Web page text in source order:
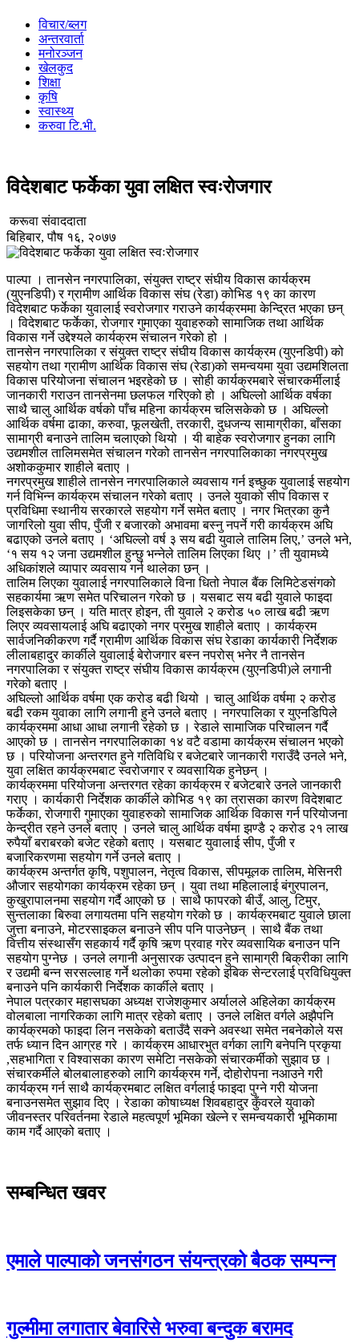
विचार/ब्लग
अन्तरवार्ता
मनोरञ्जन
खेलकुद
शिक्षा
कृषि
स्वास्थ्य
करुवा टि.भी.
विदेशबाट फर्केका युवा लक्षित स्वःरोजगार
करूवा संवाददाता
बिहिबार, पौष १६, २०७७
पाल्पा । तानसेन नगरपालिका, संयुक्त राष्ट्र संघीय विकास कार्यक्रम
(युएनडिपी) र ग्रामीण आर्थिक विकास संघ (रेडा) कोभिड १९ का कारण
विदेशबाट फर्केका युवालाई स्वरोजगार गराउने कार्यक्रममा केन्द्रित भएका छन्
। विदेशबाट फर्केका, रोजगार गुमाएका युवाहरुको सामाजिक तथा आर्थिक
विकास गर्ने उद्देश्यले कार्यक्रम संचालन गरेको हो ।
तानसेन नगरपालिका र संयुक्त राष्ट्र संघीय विकास कार्यक्रम (युएनडिपी) को
सहयोग तथा ग्रामीण आर्थिक विकास संघ (रेडा)को समन्वयमा युवा उद्यमशिलता
विकास परियोजना संचालन भइरहेको छ । सोही कार्यक्रमबारे संचारकर्मीलाई
जानकारी गराउन तानसेनमा छलफल गरिएको हो । अघिल्लो आर्थिक वर्षका
साथै चालु आर्थिक वर्षको पाँच महिना कार्यक्रम चलिसकेको छ । अघिल्लो
आर्थिक वर्षमा ढाका, करुवा, फूलखेती, तरकारी, दुधजन्य सामाग्रीका, बाँसका
सामाग्री बनाउने तालिम चलाएको थियो । यी बाहेक स्वरोजगार हुनका लागि
उद्यमशील तालिमसमेत संचालन गरेको तानसेन नगरपालिकाका नगरप्रमुख
अशोककुमार शाहीले बताए ।
नगरप्रमुख शाहीले तानसेन नगरपालिकाले व्यवसाय गर्न इच्छुक युवालाई सहयोग
गर्न विभिन्न कार्यक्रम संचालन गरेको बताए । उनले युवाको सीप विकास र
प्रविधिमा स्थानीय सरकारले सहयोग गर्ने समेत बताए । नगर भित्रका कुनै
जागरिलो युवा सीप, पुँजी र बजारको अभावमा बस्नु नपर्ने गरी कार्यक्रम अघि
बढाएको उनले बताए । ‘अघिल्लो वर्ष ३ सय बढी युवाले तालिम लिए,’ उनले भने,
‘१ सय १२ जना उद्यमशील हुन्छु भन्नेले तालिम लिएका थिए ।’ ती युवामध्ये
अधिकांशले व्यापार व्यवसाय गर्न थालेका छन् ।
तालिम लिएका युवालाई नगरपालिकाले विना धितो नेपाल बैंक लिमिटेडसंगको
सहकार्यमा ऋण समेत परिचालन गरेको छ । यसबाट सय बढी युवाले फाइदा
लिइसकेका छन् । यति मात्र होइन, ती युवाले २ करोड ५० लाख बढी ऋण
लिएर व्यवसायलाई अघि बढाएको नगर प्रमुख शाहीले बताए । कार्यक्रम
सार्वजनिकीकरण गर्दै ग्रामीण आर्थिक विकास संघ रेडाका कार्यकारी निर्देशक
लीलाबहादुर कार्कीले युवालाई बेरोजगार बस्न नपरोस् भनेर नै तानसेन
नगरपालिका र संयुक्त राष्ट्र संघीय विकास कार्यक्रम (युएनडिपी)ले लगानी
गरेको बताए ।
अघिल्लो आर्थिक वर्षमा एक करोड बढी थियो । चालु आर्थिक वर्षमा २ करोड
बढी रकम युवाका लागि लगानी हुने उनले बताए । नगरपालिका र युएनडिपिले
कार्यक्रममा आधा आधा लगानी रहेको छ । रेडाले सामाजिक परिचालन गर्दै
आएको छ । तानसेन नगरपालिकाका १४ वटै वडामा कार्यक्रम संचालन भएको
छ । परियोजना अन्तरगत हुने गतिविधि र बजेटबारे जानकारी गराउँदै उनले भने,
युवा लक्षित कार्यक्रमबाट स्वरोजगार र व्यवसायिक हुनेछन् ।
कार्यक्रममा परियोजना अन्तरगत रहेका कार्यक्रम र बजेटबारे उनले जानकारी
गराए । कार्यकारी निर्देशक कार्कीले कोभिड १९ का त्रासका कारण विदेशबाट
फर्केका, रोजगारी गुमाएका युवाहरुको सामाजिक आर्थिक विकास गर्न परियोजना
केन्द्रीत रहने उनले बताए । उनले चालु आर्थिक वर्षमा झण्डै २ करोड २१ लाख
रुपैयाँ बराबरको बजेट रहेको बताए । यसबाट युवालाई सीप, पुँजी र
बजारिकरणमा सहयोग गर्ने उनले बताए ।
कार्यक्रम अन्तर्गत कृषि, पशुपालन, नेतृत्व विकास, सीपमूलक तालिम, मेसिनरी
औजार सहयोगका कार्यक्रम रहेका छन् । युवा तथा महिलालाई बंगुरपालन,
कुखुरापालनमा सहयोग गर्दै आएको छ । साथै फापरको बीउँ, आलु, टिमुर,
सुन्तलाका बिरुवा लगायतमा पनि सहयोग गरेको छ । कार्यक्रमबाट युवाले छाला
जुत्ता बनाउने, मोटरसाइकल बनाउने सीप पनि पाउनेछन् । साथै बैंक तथा
वित्तीय संस्थासँग सहकार्य गर्दै कृषि ऋण प्रवाह गरेर व्यवसायिक बनाउन पनि
सहयोग पुग्नेछ । उनले लगानी अनुसारक उत्पादन हुने सामाग्री बिक्रीका लागि
र उद्यमी बन्न सरसल्लाह गर्ने थलोका रुपमा रहेको इबिक सेन्टरलाई प्रविधियुक्त
बनाउने पनि कार्यकारी निर्देशक कार्कीले बताए ।
नेपाल पत्रकार महासघका अध्यक्ष राजेशकुमार अर्यालले अहिलेका कार्यक्रम
वोलबाला नागरिकका लागि मात्र रहेको बताए । उनले लक्षित वर्गले अझैपनि
कार्यक्रमको फाइदा लिन नसकेको बताउँदै सक्ने अवस्था समेत नबनेकोले यस
तर्फ ध्यान दिन आग्रह गरे । कार्यक्रम आधारभुत वर्गका लागि बनेपनि प्रकृया
,सहभागिता र विश्वासका कारण समेटिा नसकेको संचारकर्मीको सुझाव छ ।
संचारकर्मीले बोलबालाहरुको लागि कार्यक्रम गर्ने, दोहोरोपना नआउने गरी
कार्यक्रम गर्न साथै कार्यक्रमबाट लक्षित वर्गलाई फाइदा पुग्ने गरी योजना
बनाउनसमेत सुझाव दिए । रेडाका कोषाध्यक्ष शिवबहादुर कुँवरले युवाको
जीवनस्तर परिवर्तनमा रेडाले महत्वपूर्ण भूमिका खेल्ने र समन्वयकारी भूमिकामा
काम गर्दै आएको बताए ।
सम्बन्धित खवर
एमाले पाल्पाको जनसंगठन संयन्त्रको बैठक सम्पन्न
गुल्मीमा लगातार बेवारिसे भरुवा बन्दुक बरामद